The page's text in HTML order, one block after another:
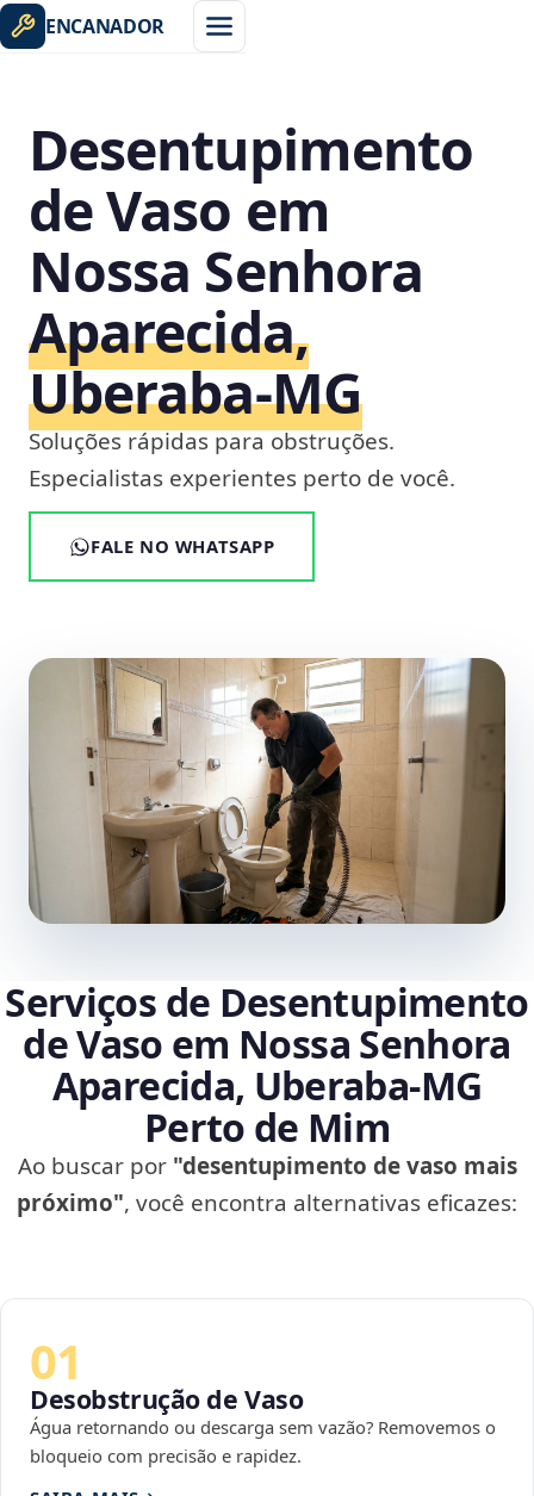
ENCANADOR
Desentupimento
de Vaso em
Nossa Senhora
Aparecida,
Uberaba‑MG
Soluções rápidas para obstruções.
Especialistas experientes perto de você.
FALE NO WHATSAPP
Serviços de Desentupimento
de Vaso em Nossa Senhora
Aparecida, Uberaba‑MG
Perto de Mim
Ao buscar por "desentupimento de vaso mais
próximo", você encontra alternativas eficazes:
01
Desobstrução de Vaso
Água retornando ou descarga sem vazão? Removemos o
bloqueio com precisão e rapidez.